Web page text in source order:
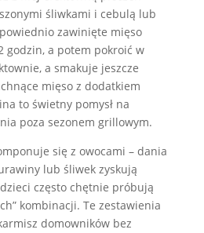
śliwkami i cebulą lub
zawinięte mięso
godzin, a potem pokroić w
a smakuje jeszcze
mięso z dodatkiem
to świetny pomysł na
poza sezonem grillowym.
się z owocami – dania
lub śliwek zyskują
często chętnie próbują
kombinacji. Te zestawienia
domowników bez